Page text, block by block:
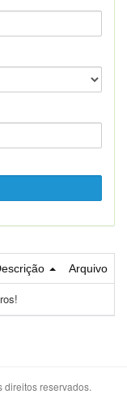
Arquivo
direitos reservados.